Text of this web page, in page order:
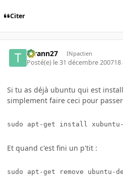
Citer
tyrann27 INpactien
Posté(e) le 31 décembre 200718
Si tu as déjà ubuntu qui est
simplement faire ceci pour
sudo apt-get install xubuntu-
Et quand c'est fini un p'tit :
sudo apt-get remove ubuntu-